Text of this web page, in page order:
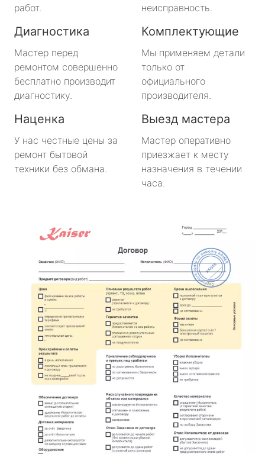
работ.
неисправность.
Диагностика
Мастер перед
ремонтом совершенно
бесплатно производит
диагностику.
Комплектующие
Мы применяем детали
только от
официального
производителя.
Наценка
У нас честные цены за
ремонт бытовой
техники без обмана.
Выезд мастера
Мастер оперативно
приезжает к месту
назначения в течении
часа.